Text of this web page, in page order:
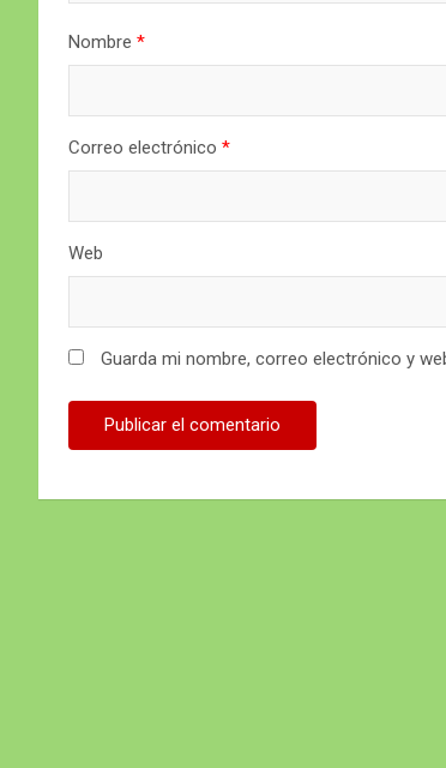
Nombre *
Correo electrónico *
Web
Guarda mi nombre, correo electrónico y